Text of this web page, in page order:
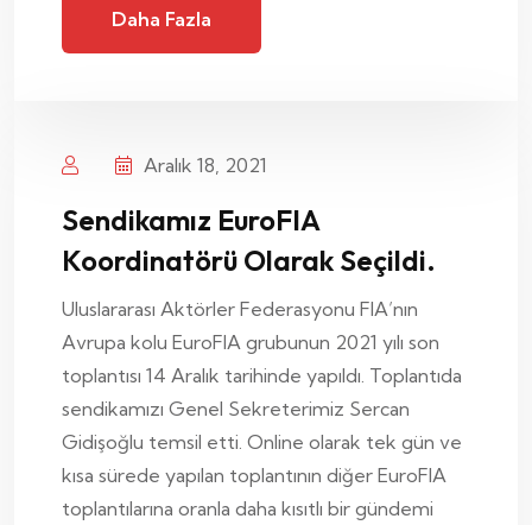
Daha Fazla
Aralık 18, 2021
Sendikamız EuroFIA
Koordinatörü Olarak Seçildi.
Uluslararası Aktörler Federasyonu FIA’nın
Avrupa kolu EuroFIA grubunun 2021 yılı son
toplantısı 14 Aralık tarihinde yapıldı. Toplantıda
sendikamızı Genel Sekreterimiz Sercan
Gidişoğlu temsil etti. Online olarak tek gün ve
kısa sürede yapılan toplantının diğer EuroFIA
toplantılarına oranla daha kısıtlı bir gündemi